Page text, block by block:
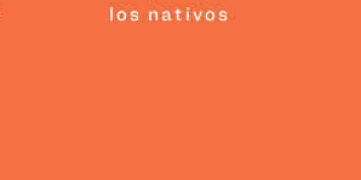
los nativos